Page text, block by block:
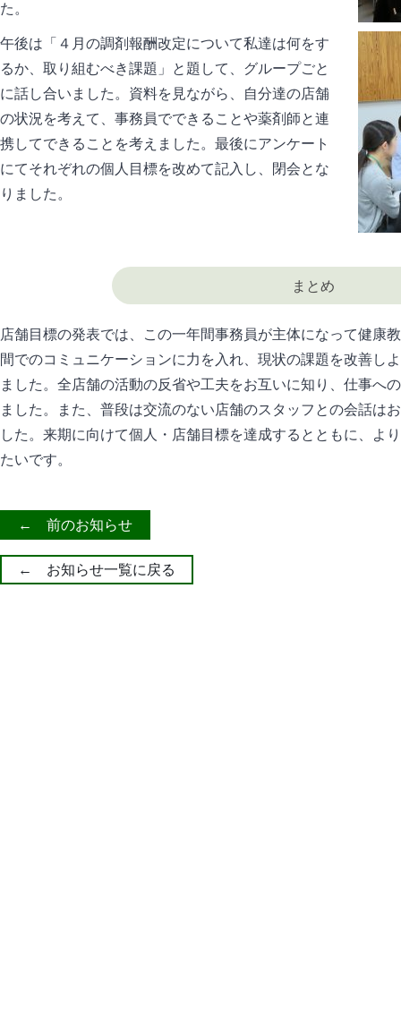
た。
午後は「４月の調剤報酬改定について私達は何をす
るか、取り組むべき課題」と題して、グループごと
に話し合いました。資料を見ながら、自分達の店舗
の状況を考えて、事務員でできることや薬剤師と連
携してできることを考えました。最後にアンケート
にてそれぞれの個人目標を改めて記入し、閉会とな
りました。
まとめ
店舗目標の発表では、この一年間事務員が主体になって健康
間でのコミュニケーションに力を入れ、現状の課題を改善し
ました。全店舗の活動の反省や工夫をお互いに知り、仕事へ
ました。また、普段は交流のない店舗のスタッフとの会話は
した。来期に向けて個人・店舗目標を達成するとともに、よ
たいです。
← 前のお知らせ
← お知らせ一覧に戻る